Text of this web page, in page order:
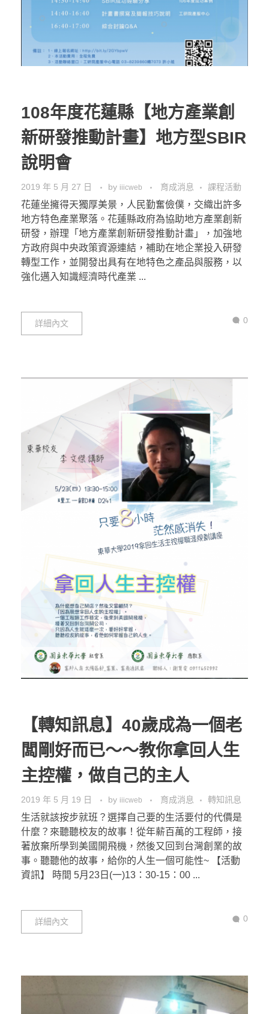
108年度花蓮縣【地方產業創
新研發推動計畫】地方型SBIR
說明會
2019 年 5 月 27 日 by iiicweb 育成消息 課程活動
花蓮坐擁得天獨厚美景，人民勤奮儉僕，交織出許多
地方特色產業聚落。花蓮縣政府為協助地方產業創新
研發，辦理「地方產業創新研發推動計畫」，加強地
方政府與中央政策資源連結，補助在地企業投入研發
轉型工作，並開發出具有在地特色之產品與服務，以
強化邁入知識經濟時代產業 ...
詳細內文 0
【轉知訊息】40歲成為一個老
闆剛好而已～～教你拿回人生
主控權，做自己的主人
2019 年 5 月 19 日 by iiicweb 育成消息 轉知訊息
生活就該按步就班？選擇自己要的生活要付的代價是
什麼？來聽聽校友的故事！從年薪百萬的工程師，接
著放棄所學到美國開飛機，然後又回到台灣創業的故
事。聽聽他的故事，給你的人生一個可能性~ 【活動
資訊】 時間 5月23日(一)13：30-15：00 ...
詳細內文 0